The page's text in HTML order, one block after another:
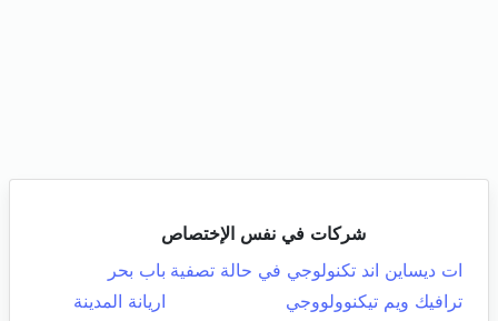
شركات في نفس الإختصاص
ات ديساين اند تكنولوجي في حالة تصفية باب بحر
ترافيك ويم تيكنوولووجي
اريانة المدينة